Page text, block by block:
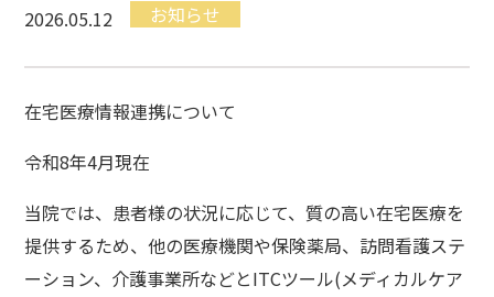
2026.05.12 お知らせ
在宅医療情報連携について
令和8年4月現在
当院では、患者様の状況に応じて、質の高い在宅医療を
提供するため、他の医療機関や保険薬局、訪問看護ステ
ーション、介護事業所などとITCツール(メディカルケア